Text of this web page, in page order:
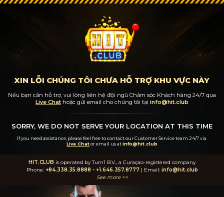
XIN LỖI CHÚNG TÔI CHƯA HỖ TRỢ KHU VỰC NÀY
Nếu bạn cần hỗ trợ, vui lòng liên hệ đội ngũ Chăm sóc Khách hàng 24/7 qua
Live Chathoặc gửi email cho chúng tôi tại info@hit.club
SORRY, WE DO NOT SERVE YOUR LOCATION AT THIS TIME
If you need assistance, please feel free to contact our Customer Service team 24/7via
Live Chator email us atinfo@hit.club
HIT.CLUB is operated by Turn1 B.V., a Curaçao-registered company
Phone: +84.338.35.8888 - +1.646.357.8777| Email: info@hit.club
See more >>